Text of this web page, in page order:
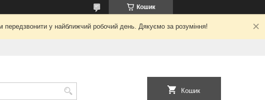
Кошик
у найближчий робочий день. Дякуємо за розуміння!
Кошик